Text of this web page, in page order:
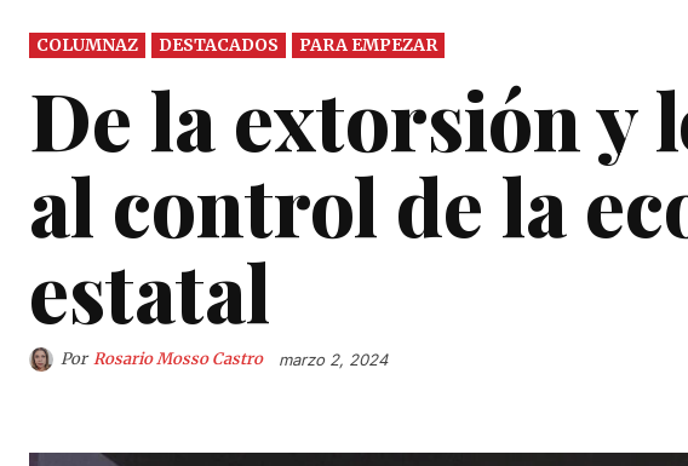
COLUMNAZ DESTACADOS PARA EMPEZAR
De la extorsión y
al control de la
estatal
Por Rosario Mosso Castro marzo 2, 2024